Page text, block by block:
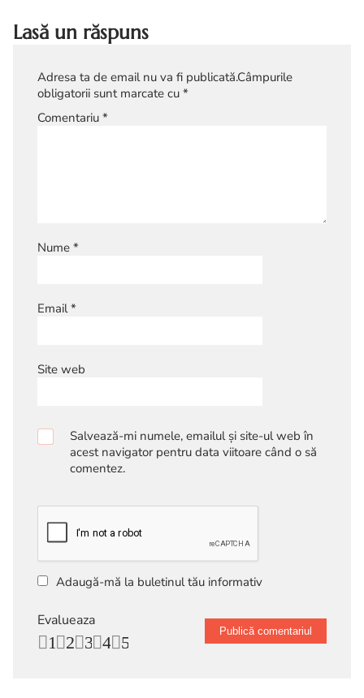
Lasă un răspuns
Adresa ta de email nu va fi publicată.Câmpurile
obligatorii sunt marcate cu *
Comentariu *
Nume *
Email*
Site web
Salvează-mi numele, emailul și site-ul web în
acest navigator pentru data viitoare când o să
comentez.
Adaugă-mă la buletinul tău informativ
Evalueaza
5
4
3
2
1